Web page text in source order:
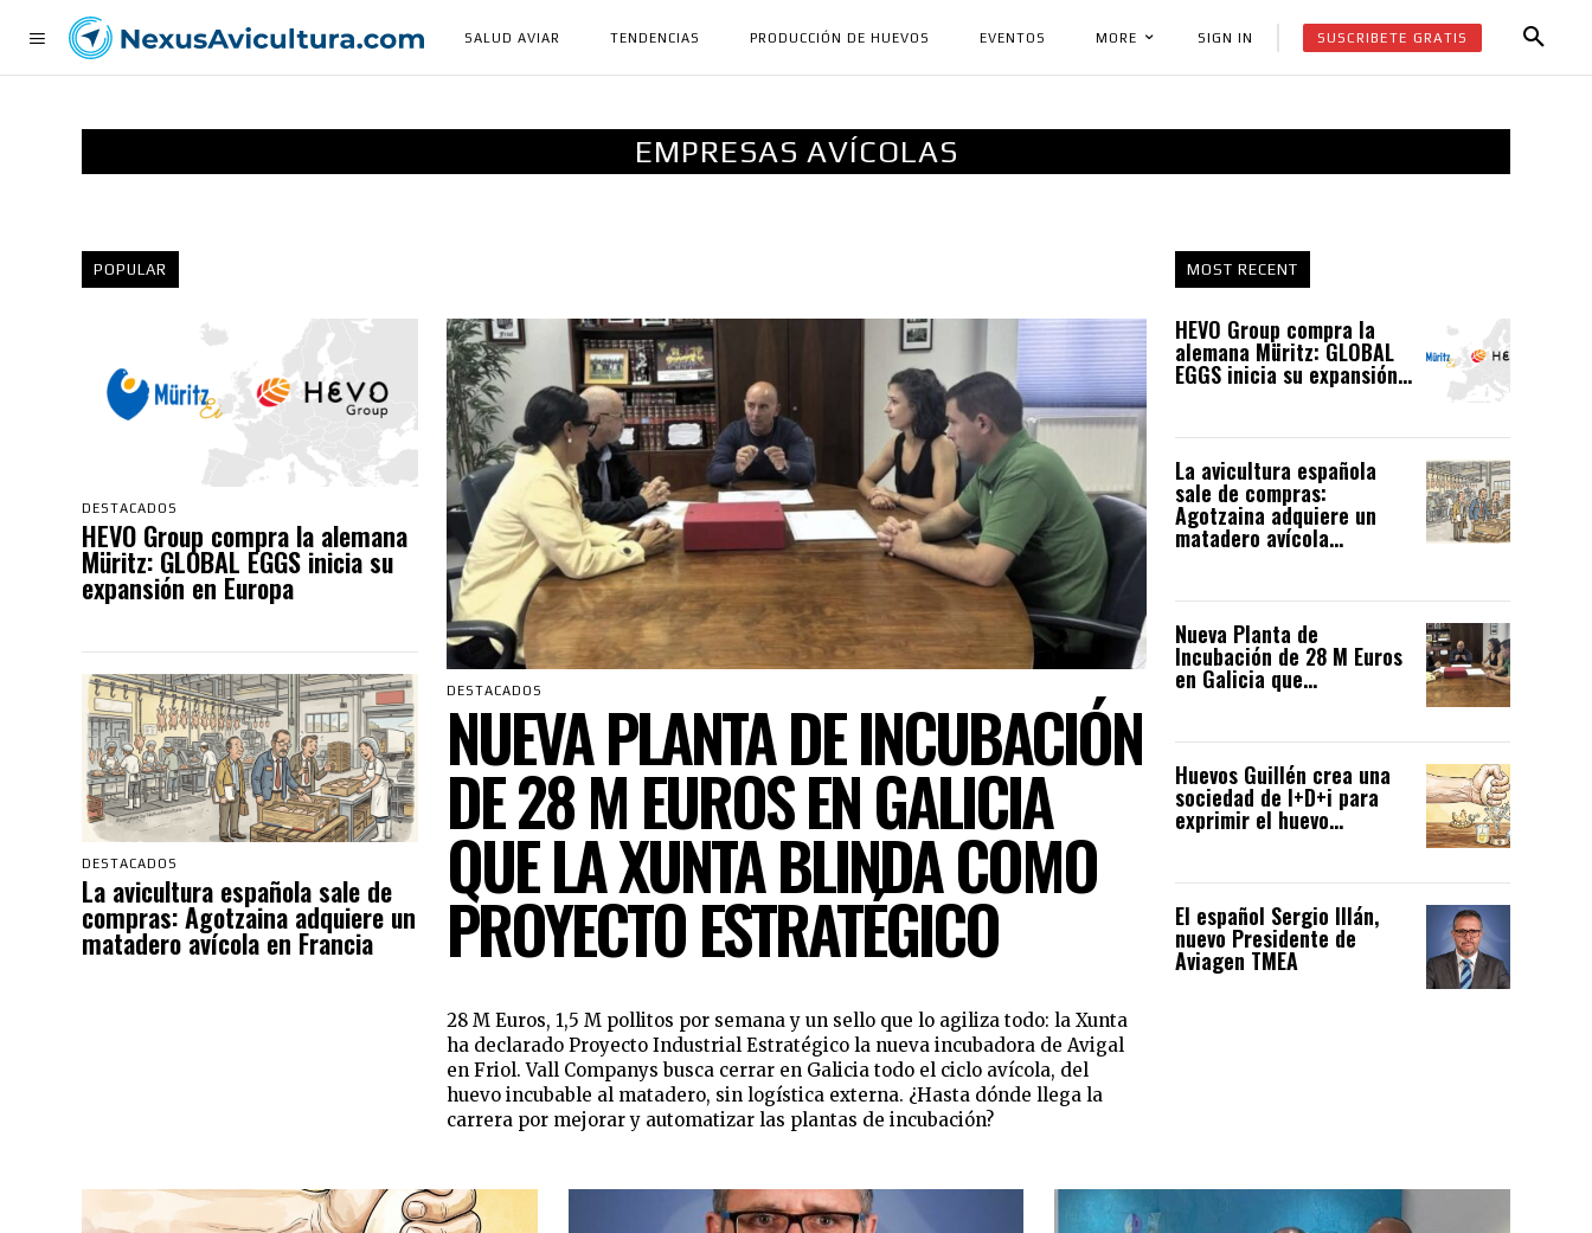
SALUD AVIAR TENDENCIAS PRODUCCIÓN DE HUEVOS EVENTOS MORE SIGN IN SUSCRIBETE GRATIS
EMPRESAS AVÍCOLAS
POPULAR MOST RECENT
DESTACADOS
HEVO Group compra la alemana
Müritz: GLOBAL EGGS inicia su
expansión en Europa
DESTACADOS
La avicultura española sale de
compras: Agotzaina adquiere un
matadero avícola en Francia
DESTACADOS
NUEVA PLANTA DE INCUBACIÓN
DE 28 M EUROS EN GALICIA
QUE LA XUNTA BLINDA COMO
PROYECTO ESTRATÉGICO
28 M Euros, 1,5 M pollitos por semana y un sello que lo agiliza todo: la Xunta
ha declarado Proyecto Industrial Estratégico la nueva incubadora de Avigal
en Friol. Vall Companys busca cerrar en Galicia todo el ciclo avícola, del
huevo incubable al matadero, sin logística externa. ¿Hasta dónde llega la
carrera por mejorar y automatizar las plantas de incubación?
HEVO Group compra la
alemana Müritz: GLOBAL
EGGS inicia su expansión...
La avicultura española
sale de compras:
Agotzaina adquiere un
matadero avícola...
Nueva Planta de
Incubación de 28 M Euros
en Galicia que...
Huevos Guillén crea una
sociedad de I+D+i para
exprimir el huevo...
El español Sergio Illán,
nuevo Presidente de
Aviagen TMEA